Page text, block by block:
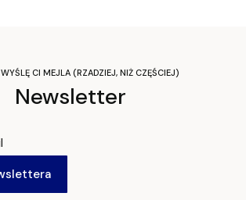
CI MEJLA (RZADZIEJ, NIŻ CZĘŚCIEJ)
Newsletter